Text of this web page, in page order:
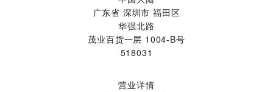
广东省 深圳市 福田区
华强北路
茂业百货一层 1004-B号
518031
营业详情